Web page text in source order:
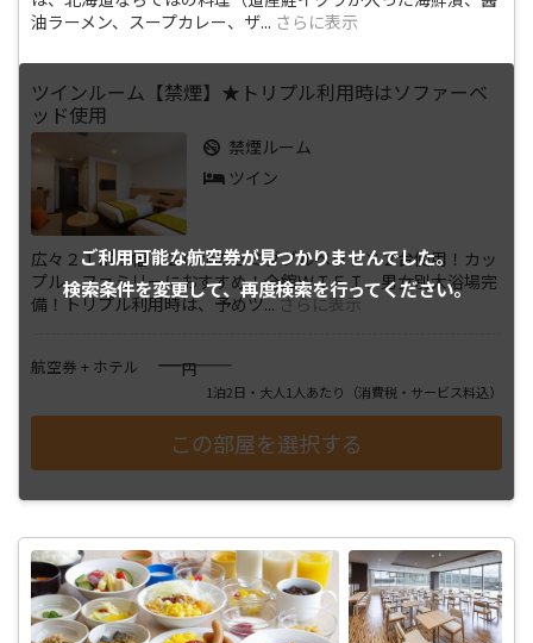
油ラーメン、スープカレー、ザ... さらに表示
ご利用可能な航空券が見つかりませんでした。
検索条件を変更して、再度検索を行ってください。
ツインルーム【禁煙】★トリプル利用時はソファーベ
ッド使用
禁煙ルーム
ツイン
広々２１㎡！幅１２０㎝のセミダブルベッド×２台使用！カッ
プル、ファミリーにおすすめ！全館ＷＩＦＩ、男女別大浴場完
備！トリプル利用時は、予めツ...さらに表示
航空券 + ホテル ――――円
1泊2日・大人1人あたり （消費税・サービス料込）